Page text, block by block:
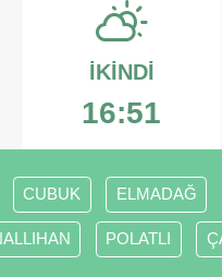
İKINDI
16:51
CUBUK ELMADAĞ
POLATLI